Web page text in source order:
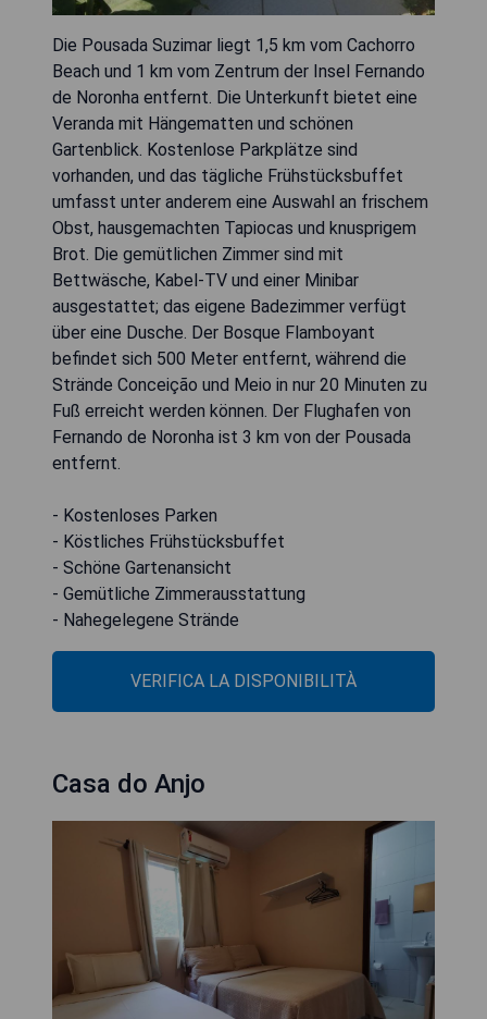
Die Pousada Suzimar liegt 1,5 km vom Cachorro
Beach und 1 km vom Zentrum der Insel Fernando
de Noronha entfernt. Die Unterkunft bietet eine
Veranda mit Hängematten und schönen
Gartenblick. Kostenlose Parkplätze sind
vorhanden, und das tägliche Frühstücksbuffet
umfasst unter anderem eine Auswahl an frischem
Obst, hausgemachten Tapiocas und knusprigem
Brot. Die gemütlichen Zimmer sind mit
Bettwäsche, Kabel-TV und einer Minibar
ausgestattet; das eigene Badezimmer verfügt
über eine Dusche. Der Bosque Flamboyant
befindet sich 500 Meter entfernt, während die
Strände Conceição und Meio in nur 20 Minuten zu
Fuß erreicht werden können. Der Flughafen von
Fernando de Noronha ist 3 km von der Pousada
entfernt.
- Kostenloses Parken
- Köstliches Frühstücksbuffet
- Schöne Gartenansicht
- Gemütliche Zimmerausstattung
- Nahegelegene Strände
VERIFICA LA DISPONIBILITÀ
Casa do Anjo